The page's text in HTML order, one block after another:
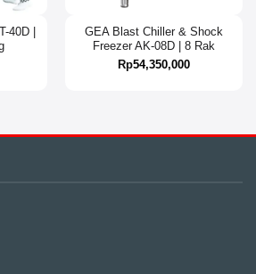
40D |
GEA Blast Chiller & Shock
Freezer AK-08D | 8 Rak
Rp54,350,000